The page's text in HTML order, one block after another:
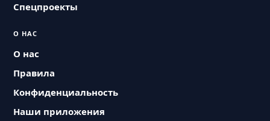
Спецпроекты
О НАС
О нас
Правила
Конфиденциальность
Наши приложения